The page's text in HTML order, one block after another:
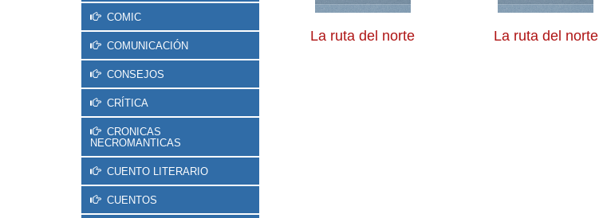
COMIC
COMUNICACIÓN
CONSEJOS
CRÍTICA
CRONICAS
NECROMANTICAS
CUENTO LITERARIO
CUENTOS
La ruta del norte La ruta del norte